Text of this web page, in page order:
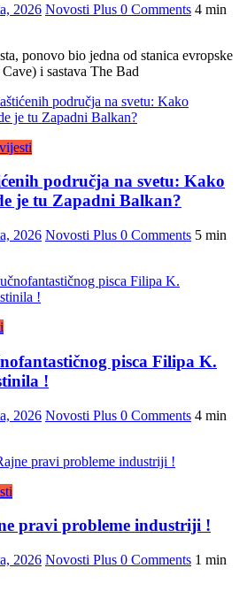
2026 Novosti Plus 0 Comments 4 min
ponovo bio jedna od stanica evropske
i sastava The Bad
područja na svetu: Kako
je tu Zapadni Balkan?
2026 Novosti Plus 0 Comments 5 min
pisca Filipa K.
!
2026 Novosti Plus 0 Comments 4 min
pravi probleme industriji !
2026 Novosti Plus 0 Comments 1 min